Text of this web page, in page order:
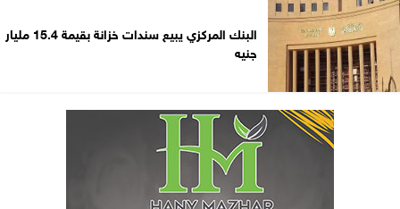
البنك المركزي يبيع سندات خزانة بقيمة 15.4 مليار
جنيه